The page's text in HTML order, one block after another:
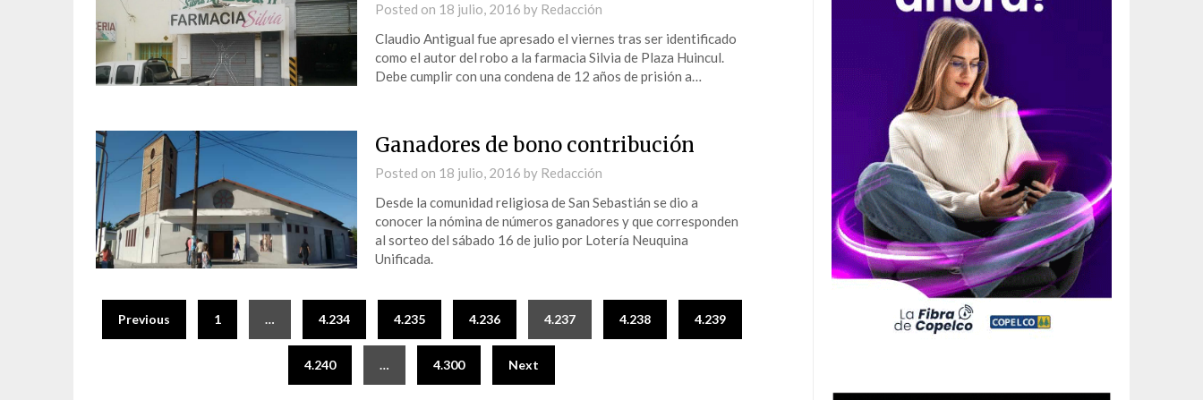
Posted on 18 julio, 2016 by Redacción
Claudio Antigual fue apresado el viernes tras ser identificado
como el autor del robo a la farmacia Silvia de Plaza Huincul.
Debe cumplir con una condena de 12 años de prisión a…
Ganadores de bono contribución
Posted on 18 julio, 2016 by Redacción
Desde la comunidad religiosa de San Sebastián se dio a
conocer la nómina de números ganadores y que corresponden
al sorteo del sábado 16 de julio por Lotería Neuquina
Unificada.
Previous 1 … 4.234 4.235 4.236 4.237 4.238 4.239
4.240 … 4.300 Next